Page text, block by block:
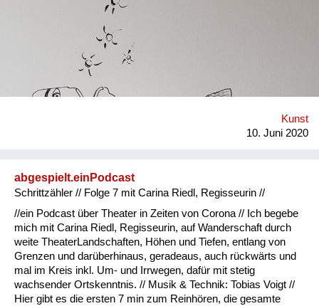
und ihrer dramatischen Geschichte." Jorge Luis Borges -
Kunst
10. Juni 2020
abgespielt.einPodcast
Schrittzähler // Folge 7 mit Carina Riedl, Regisseurin //
//ein Podcast über Theater in Zeiten von Corona // Ich begebe
mich mit Carina Riedl, Regisseurin, auf Wanderschaft durch
weite TheaterLandschaften, Höhen und Tiefen, entlang von
Grenzen und darüberhinaus, geradeaus, auch rückwärts und
mal im Kreis inkl. Um- und Irrwegen, dafür mit stetig
wachsender Ortskenntnis. // Musik & Technik: Tobias Voigt //
Hier gibt es die ersten 7 min zum Reinhören, die gesamte